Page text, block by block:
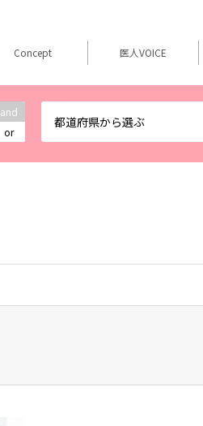
and
or
都道府県から選ぶ
Concept 医人VOICE